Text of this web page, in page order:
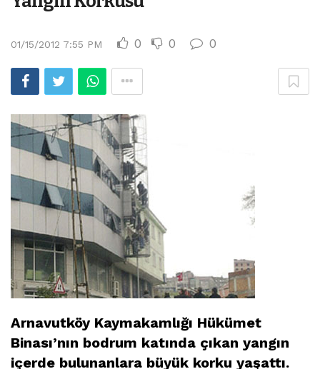
01/15/2012 7:55 PM 0 0 0
Arnavutköy Kaymakamlığı Hükümet
Binası’nın bodrum katında çıkan yangın
içerde bulunanlara büyük korku yaşattı.